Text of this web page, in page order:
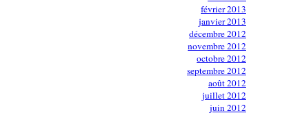
février 2013
janvier 2013
décembre 2012
novembre 2012
octobre 2012
septembre 2012
août 2012
juillet 2012
juin 2012